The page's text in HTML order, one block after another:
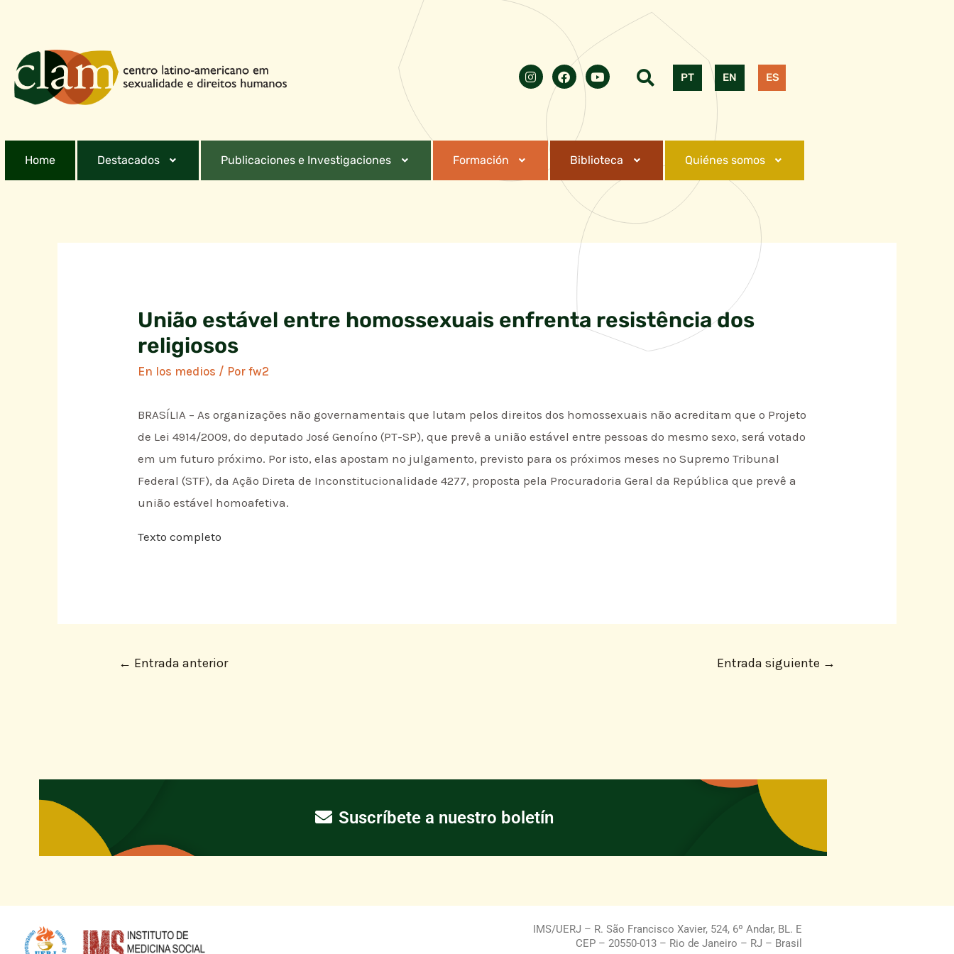
PT EN ES
Home Destacados Publicaciones e Investigaciones Formación Biblioteca Quiénes somos
União estável entre homossexuais enfrenta resistência dos
religiosos
En los medios / Porfw2
BRASÍLIA – As organizações não governamentais que lutam pelos direitos dos homossexuais não acreditam que o Projeto
de Lei 4914/2009, do deputado José Genoíno (PT-SP), que prevê a união estável entre pessoas do mesmo sexo, será votado
em um futuro próximo. Por isto, elas apostam no julgamento, previsto para os próximos meses no Supremo Tribunal
Federal (STF), da Ação Direta de Inconstitucionalidade 4277, proposta pela Procuradoria Geral da República que prevê a
união estável homoafetiva.
Texto completo
← Entrada anterior Entrada siguiente →
Suscríbete a nuestro boletín
IMS/UERJ – R. São Francisco Xavier, 524, 6º Andar, BL. E
CEP – 20550-013 – Rio de Janeiro – RJ – Brasil